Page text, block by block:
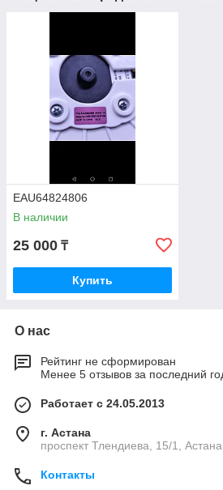
EAU64824806
В наличии
25 000 ₸
Купить
О нас
Рейтинг не сформирован
Менее 5 отзывов за последний
Работает с 24.05.2013
г. Астана
проспект Тлендиева, 15/1,
Контакты